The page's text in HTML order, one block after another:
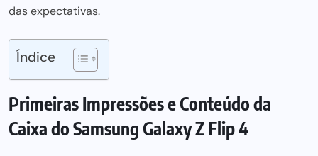
das expectativas.
Índice
Primeiras Impressões e Conteúdo da
Caixa do Samsung Galaxy Z Flip 4